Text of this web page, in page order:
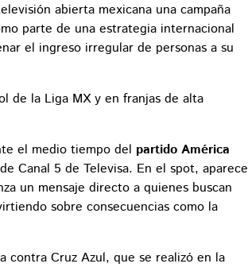
abierta mexicana una campaña
parte de una estrategia internacional
el ingreso irregular de personas a su
de la Liga MX y en franjas de alta
el medio tiempo del partido América
Canal 5 de Televisa. En el spot, aparece
un mensaje directo a quienes buscan
sobre consecuencias como la
contra Cruz Azul, que se realizó en la